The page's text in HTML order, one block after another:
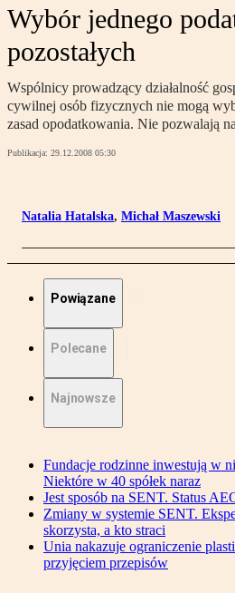
Wybór jednego
pozostałych
Wspólnicy prowadzący działalność
cywilnej osób fizycznych nie mogą
zasad opodatkowania. Nie pozwalają
Publikacja: 29.12.2008 05:30
Natalia Hatalska, Michał Maszewski
Powiązane
Polecane
Najnowsze
Fundacje rodzinne inwestują w
Niektóre w 40 spółek naraz
Jest sposób na SENT. Status
Zmiany w systemie SENT.
skorzysta, a kto straci
Unia nakazuje ograniczenie
przyjęciem przepisów